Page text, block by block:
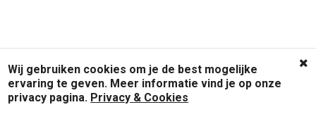
Wij gebruiken cookies om je de best mogelijke
ervaring te geven. Meer informatie vind je op onze
privacy pagina. Privacy & Cookies